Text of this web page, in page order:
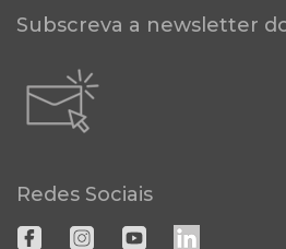
Subscreva a newsletter do
Redes Sociais